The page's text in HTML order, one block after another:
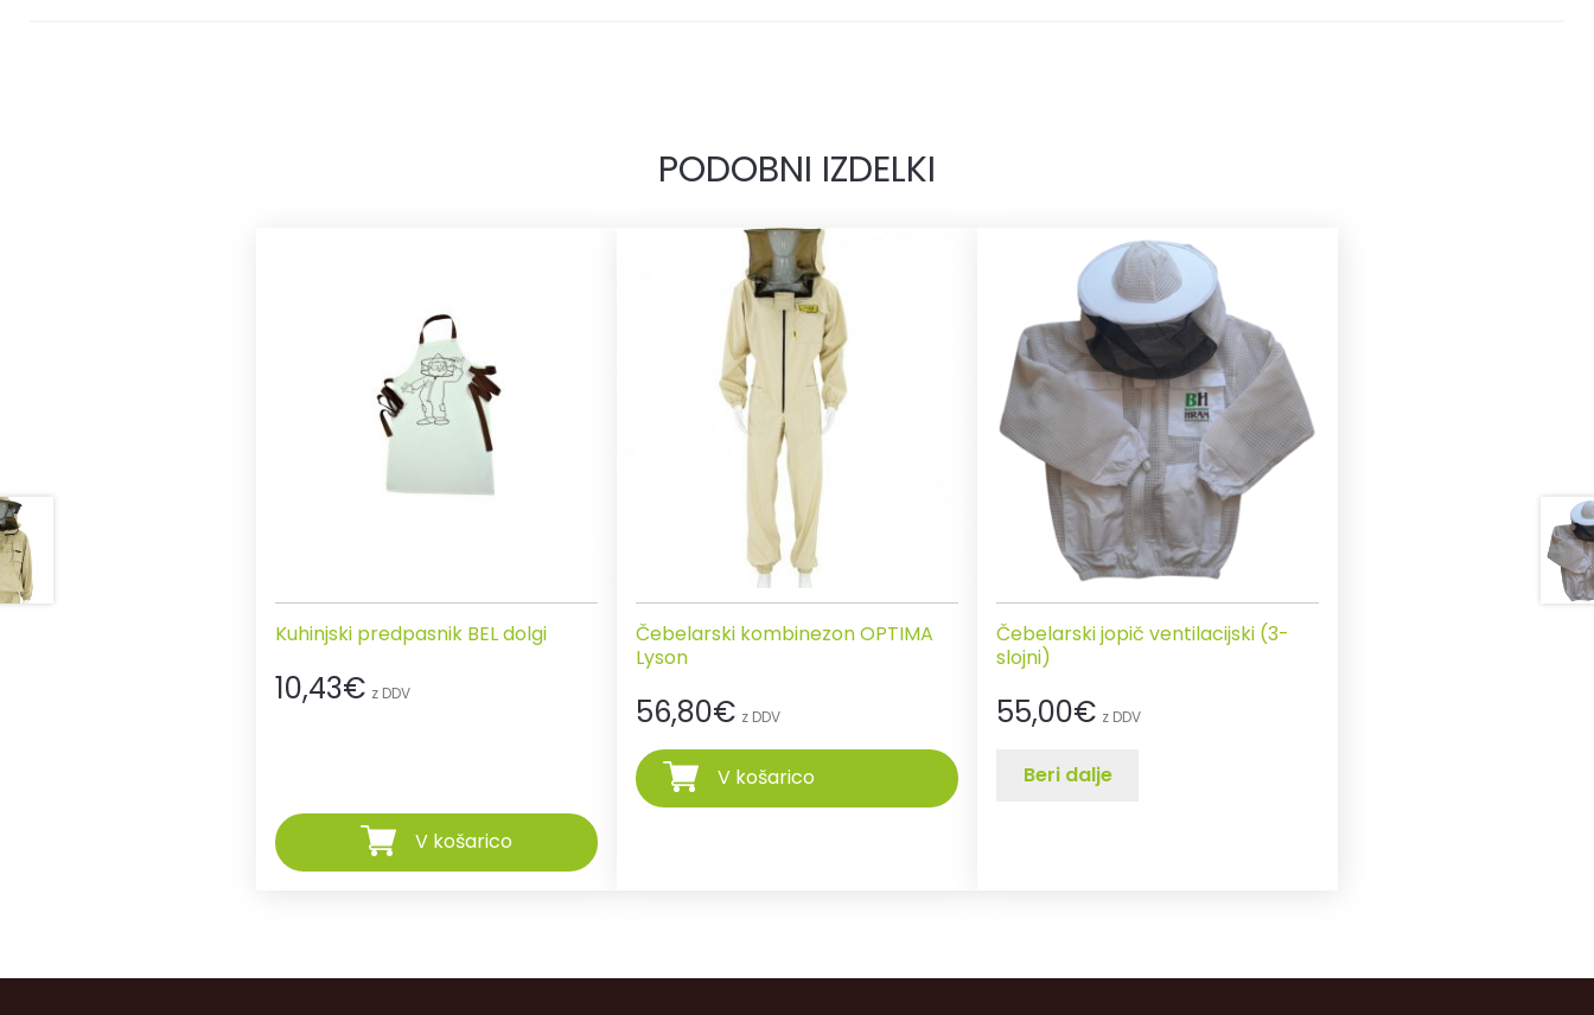
PODOBNI IZDELKI
Kuhinjski predpasnik BEL dolgi
10,43€ z DDV
V košarico
Čebelarski kombinezon OPTIMA
Lyson
56,80€ z DDV
V košarico
Čebelarski jopič ventilacijski (3-
slojni)
55,00€ z DDV
Beri dalje